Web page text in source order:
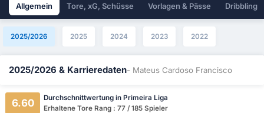
Allgemein Tore, xG, Schüsse Vorlagen & Pässe Dribbling
2025/2026 2025 2024 2023 2022
2025/2026 & Karrieredaten- Mateus Cardoso Francisco
6.60
Durchschnittwertung in Primeira Liga
Erhaltene Tore Rang : 77 / 185 Spieler